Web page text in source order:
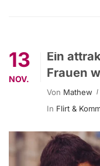
13
NOV.
Ein
Frauen
Von Mathew
In Flirt &